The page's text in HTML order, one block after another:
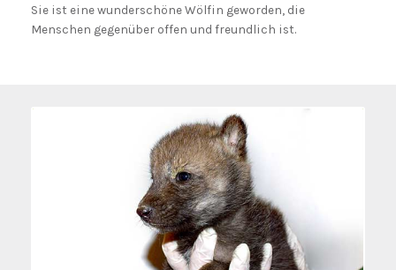
Sie ist eine wunderschöne Wölfin geworden, die
Menschen gegenüber offen und freundlich ist.